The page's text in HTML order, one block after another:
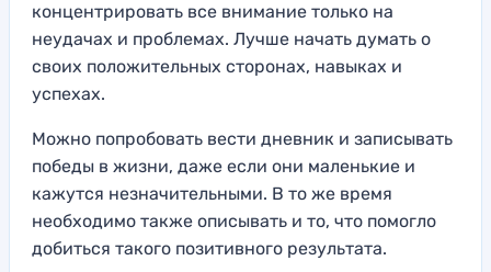
концентрировать все внимание только на
неудачах и проблемах. Лучше начать думать о
своих положительных сторонах, навыках и
успехах.
Можно попробовать вести дневник и записывать
победы в жизни, даже если они маленькие и
кажутся незначительными. В то же время
необходимо также описывать и то, что помогло
добиться такого позитивного результата.